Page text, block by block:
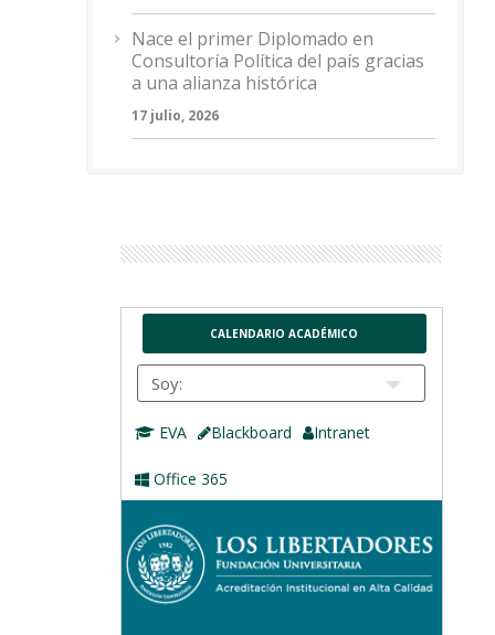
Nace el primer Diplomado en
Consultoría Política del país gracias
a una alianza histórica
17 julio, 2026